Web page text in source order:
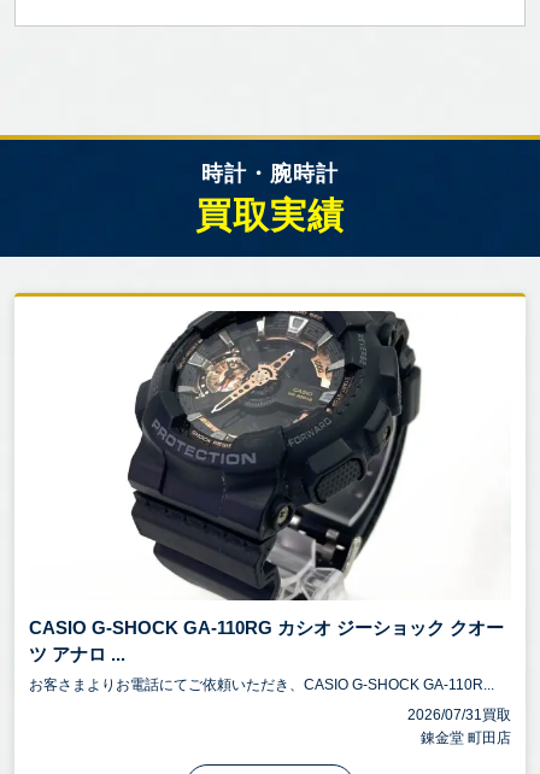
時計・腕時計
買取実績
CASIO G-SHOCK GA-110RG カシオ ジーショック クオー
ツ アナロ ...
お客さまよりお電話にてご依頼いただき、CASIO G-SHOCK GA-110R...
2026/07/31買取
錬金堂 町田店